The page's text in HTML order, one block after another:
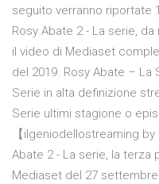
seguito verranno riportate
Rosy Abate 2 - La serie,
il video di Mediaset
del 2019. Rosy Abate – La
Serie in alta definizione
Serie ultimi stagione o
【ilgeniodellostreaming
Abate 2 - La serie, la terza
Mediaset del 27